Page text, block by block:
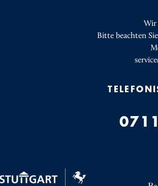
Wir
Bitte beachten